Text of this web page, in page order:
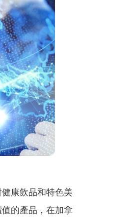
康飲品和特色美
的產品，在加拿